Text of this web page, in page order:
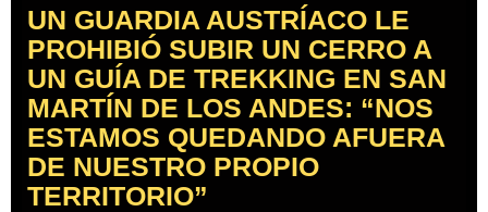
UN GUARDIA AUSTRÍACO LE
PROHIBIÓ SUBIR UN CERRO A
UN GUÍA DE TREKKING EN SAN
MARTÍN DE LOS ANDES: “NOS
ESTAMOS QUEDANDO AFUERA
DE NUESTRO PROPIO
TERRITORIO”